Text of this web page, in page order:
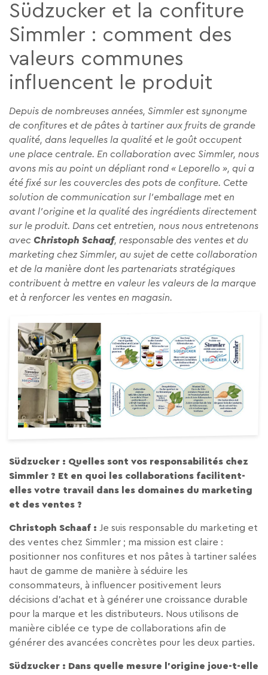
Südzucker et la confiture
Simmler : comment des
valeurs communes
influencent le produit
Depuis de nombreuses années, Simmler est synonyme
de confitures et de pâtes à tartiner aux fruits de grande
qualité, dans lequelles la qualité et le goût occupent
une place centrale. En collaboration avec Simmler, nous
avons mis au point un dépliant rond « Leporello », qui a
été fixé sur les couvercles des pots de confiture. Cette
solution de communication sur l’emballage met en
avant l’origine et la qualité des ingrédients directement
sur le produit. Dans cet entretien, nous nous entretenons
avec Christoph Schaaf, responsable des ventes et du
marketing chez Simmler, au sujet de cette collaboration
et de la manière dont les partenariats stratégiques
contribuent à mettre en valeur les valeurs de la marque
et à renforcer les ventes en magasin.
Südzucker : Quelles sont vos responsabilités chez
Simmler ? Et en quoi les collaborations facilitent-
elles votre travail dans les domaines du marketing
et des ventes ?
Christoph Schaaf : Je suis responsable du marketing et
des ventes chez Simmler ; ma mission est claire :
positionner nos confitures et nos pâtes à tartiner salées
haut de gamme de manière à séduire les
consommateurs, à influencer positivement leurs
décisions d’achat et à générer une croissance durable
pour la marque et les distributeurs. Nous utilisons de
manière ciblée ce type de collaborations afin de
générer des avancées concrètes pour les deux parties.
Südzucker : Dans quelle mesure l’origine joue-t-elle